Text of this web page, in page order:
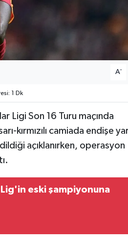
A-
1 Dk
Ligi Son 16 Turu maçında
kırmızılı camiada endişe
açıklanırken, operasyon
eski şampiyonuna